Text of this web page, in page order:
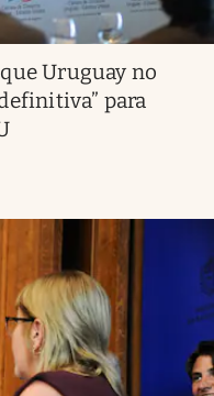
Uruguay no
para